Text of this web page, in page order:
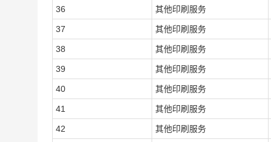
36 其他印刷服务
37 其他印刷服务
38 其他印刷服务
39 其他印刷服务
40 其他印刷服务
41 其他印刷服务
42 其他印刷服务